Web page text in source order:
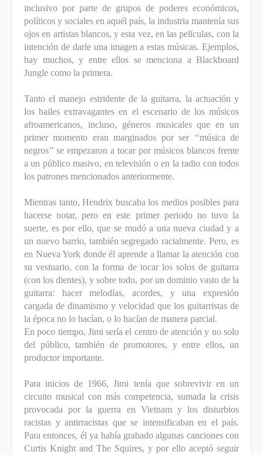
inclusivo por parte de grupos de poderes económicos,
políticos y sociales en aquél país, la industria mantenía sus
ojos en artistas blancos, y esta vez, en las películas, con la
intención de darle una imagen a estas músicas. Ejemplos,
hay muchos, y entre ellos se menciona a Blackboard
Jungle como la primera.
Tanto el manejo estridente de la guitarra, la actuación y
los bailes extravagantes en el escenario de los músicos
afroamericanos, incluso, géneros musicales que en un
primer momento eran marginados por ser ‘‘música de
negros’’ se empezaron a tocar por músicos blancos frente
a un público masivo, en televisión o en la radio con todos
los patrones mencionados anteriormente.
Mientras tanto, Hendrix buscaba los medios posibles para
hacerse notar, pero en este primer periodo no tuvo la
suerte, es por ello, que se mudó a una nueva ciudad y a
un nuevo barrio, también segregado racialmente. Pero, es
en Nueva York donde él aprende a llamar la atención con
su vestuario, con la forma de tocar los solos de guitarra
(con los dientes), y sobre todo, por un dominio vasto de la
guitarra: hacer melodías, acordes, y una expresión
cargada de dinamismo y velocidad que los guitarristas de
la época no lo hacían, o lo hacían de manera parcial.
En poco tiempo, Jimi sería el centro de atención y no solo
del público, también de promotores, y entre ellos, un
productor importante.
Para inicios de 1966, Jimi tenía que sobrevivir en un
circuito musical con más competencia, sumada la crisis
provocada por la guerra en Vietnam y los disturbios
racistas y antirracistas que se intensificaban en el país.
Para entonces, él ya había grabado algunas canciones con
Curtis Knight and The Squires, y por ello aceptó seguir